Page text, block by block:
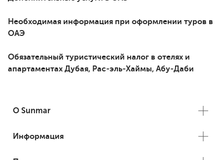
Необходимая информация при оформлении туров в
ОАЭ
Обязательный туристический налог в отелях и
апартаментах Дубая, Рас-эль-Хаймы, Абу-Даби
О Sunmar
Информация